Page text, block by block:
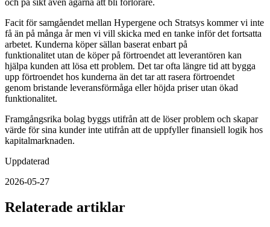
och på sikt även ägarna att bli förlorare.
Facit för samgåendet mellan Hypergene och Stratsys kommer vi inte
få än på många år men vi vill skicka med en tanke inför det fortsatta
arbetet. Kunderna köper sällan baserat enbart på
funktionalitet utan de köper på förtroendet att leverantören kan
hjälpa kunden att lösa ett problem. Det tar ofta längre tid att bygga
upp förtroendet hos kunderna än det tar att rasera förtroendet
genom bristande leveransförmåga eller höjda priser utan ökad
funktionalitet.
Framgångsrika bolag byggs utifrån att de löser problem och skapar
värde för sina kunder inte utifrån att de uppfyller finansiell logik hos
kapitalmarknaden.
Uppdaterad
2026-05-27
Relaterade artiklar